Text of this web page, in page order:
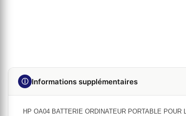
ⓘ Informations supplémentaires
HP OA04 BATTERIE ORDINATEUR PORTABLE